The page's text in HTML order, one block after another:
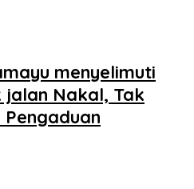
menyelimuti
Nakal, Tak